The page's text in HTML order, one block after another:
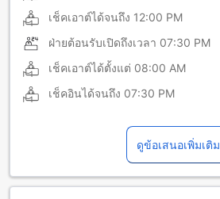
เช็คเอาต์ได้จนถึง 12:00 PM
ฝ่ายต้อนรับเปิดถึงเวลา 07:30 PM
เช็คเอาต์ได้ตั้งแต่ 08:00 AM
เช็คอินได้จนถึง 07:30 PM
ดูข้อเสนอเพิ่มเติม